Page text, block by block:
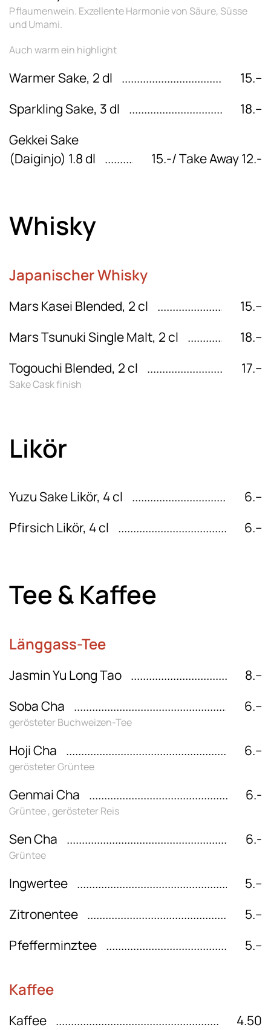
Pflaumenwein. Exzellente Harmonie von Säure, Süsse
und Umami.
Auch warm ein highlight
Warmer Sake, 2 dl
15.–
Sparkling Sake, 3 dl
18.–
Gekkei Sake
(Daiginjo) 1.8 dl
15.-/ Take Away 12.-
Whisky
Japanischer Whisky
Mars Kasei Blended, 2 cl
15.–
Mars Tsunuki Single Malt, 2 cl
18.–
Togouchi Blended, 2 cl
17.–
Sake Cask finish
Likör
Yuzu Sake Likör, 4 cl
6.–
Pfirsich Likör, 4 cl
6.–
Tee & Kaffee
Länggass-Tee
Jasmin Yu Long Tao
8.–
Soba Cha
6.–
gerösteter Buchweizen-Tee
Hoji Cha 6.–
gerösteter Grüntee
Genmai Cha 6.-
Grüntee , gerösteter Reis
Sen Cha 6.-
Grüntee
Ingwertee
5.–
Zitronentee
5.–
Pfefferminztee
5.–
Kaffee
Kaffee
4.50